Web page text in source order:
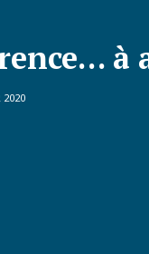
à
2020